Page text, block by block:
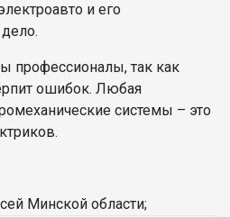
и его
профессионалы, так как
ошибок. Любая
системы – это
Минской области;